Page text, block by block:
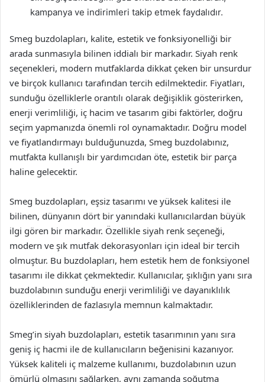
kampanya ve indirimleri takip etmek faydalıdır.
Smeg buzdolapları, kalite, estetik ve fonksiyonelliği bir
arada sunmasıyla bilinen iddialı bir markadır. Siyah renk
seçenekleri, modern mutfaklarda dikkat çeken bir unsurdur
ve birçok kullanıcı tarafından tercih edilmektedir. Fiyatları,
sunduğu özelliklerle orantılı olarak değişiklik gösterirken,
enerji verimliliği, iç hacim ve tasarım gibi faktörler, doğru
seçim yapmanızda önemli rol oynamaktadır. Doğru model
ve fiyatlandırmayı bulduğunuzda, Smeg buzdolabınız,
mutfakta kullanışlı bir yardımcıdan öte, estetik bir parça
haline gelecektir.
Smeg buzdolapları, eşsiz tasarımı ve yüksek kalitesi ile
bilinen, dünyanın dört bir yanındaki kullanıcılardan büyük
ilgi gören bir markadır. Özellikle siyah renk seçeneği,
modern ve şık mutfak dekorasyonları için ideal bir tercih
olmuştur. Bu buzdolapları, hem estetik hem de fonksiyonel
tasarımı ile dikkat çekmektedir. Kullanıcılar, şıklığın yanı sıra
buzdolabının sunduğu enerji verimliliği ve dayanıklılık
özelliklerinden de fazlasıyla memnun kalmaktadır.
Smeg’in siyah buzdolapları, estetik tasarımının yanı sıra
geniş iç hacmi ile de kullanıcıların beğenisini kazanıyor.
Yüksek kaliteli iç malzeme kullanımı, buzdolabının uzun
ömürlü olmasını sağlarken, aynı zamanda soğutma